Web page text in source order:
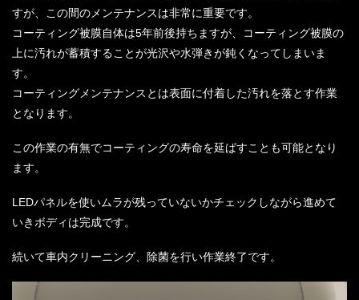
すが、この間のメンテナンスは非常に重要です。
コーティング被膜自体は5年前後持ちますが、コーティング被膜の
上に汚れが蓄積することが光沢や水弾きが鈍くなってしまいま
す。
コーティングメンテナンスとは表面に付着した汚れを落とす作業
となります。
この作業の有無でコーティングの寿命を延ばすことも可能となり
ます。
LEDパネルを使いムラが残っていないかチェックしながら進めて
いきボディは完成です。
続いて車内クリーニング、除菌を行い作業終了です。